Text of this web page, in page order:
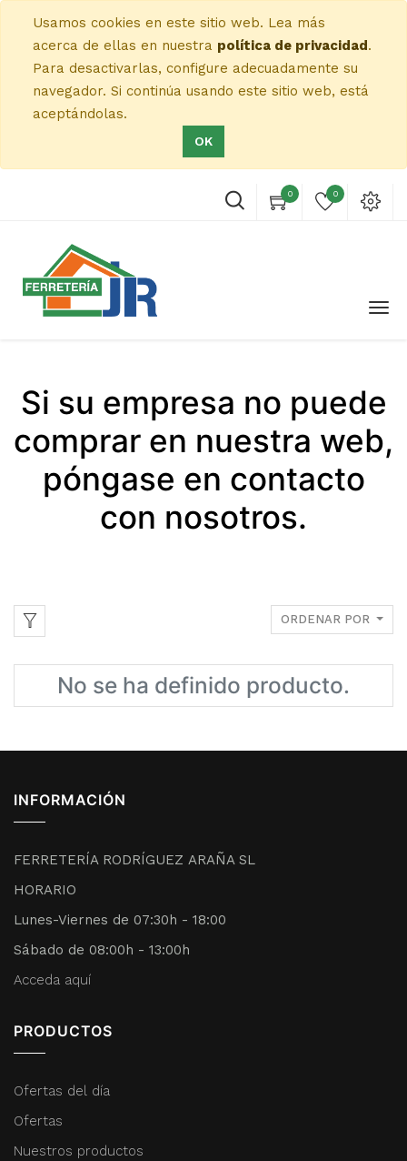
Usamos cookies en este sitio web. Lea más
acerca de ellas en nuestra política de privacidad.
Para desactivarlas, configure adecuadamente su
navegador. Si continúa usando este sitio web, está
aceptándolas.
OK
0 0
Si su empresa no puede
comprar en nuestra web,
póngase en contacto
con nosotros.
ORDENAR POR
No se ha definido producto.
INFORMACIÓN
FERRETERÍA RODRÍGUEZ ARAÑA SL
HORARIO
Lunes-Viernes de 07:30h - 18:00
Sábado de 08:00h - 13:00h
Acceda aquí
PRODUCTOS
Ofertas del día
Ofertas
Nuestros productos